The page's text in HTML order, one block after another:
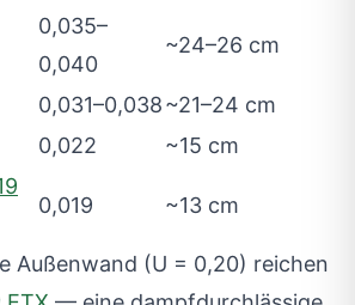
0,035–
0,040
~24–26 cm
0,031–0,038~21–24 cm
0,022
~15 cm
0,019 ~13 cm
Außenwand (U = 0,20) reichen